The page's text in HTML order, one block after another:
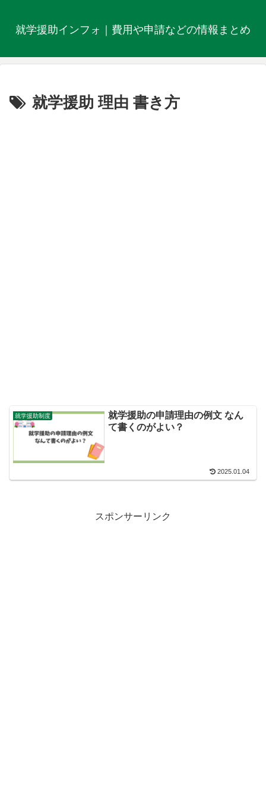
就学援助インフォ｜費用や申請などの情報まとめ
就学援助 理由 書き方
就学援助制度
就学援助の申請理由の例文 なん
て書くのがよい？
2025.01.04
スポンサーリンク